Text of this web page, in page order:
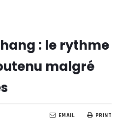
: le rythme
malgré
PRINT
EMAIL